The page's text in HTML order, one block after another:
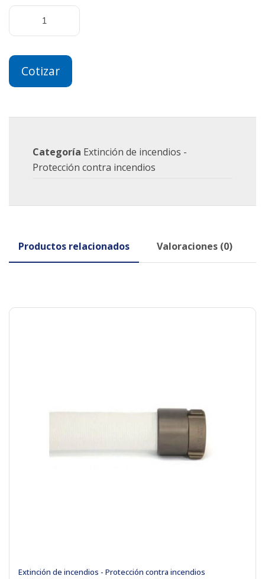
Cotizar
Categoría Extinción de incendios -
Protección contra incendios
Productos relacionados Valoraciones (0)
Extinción de incendios - Protección contra incendios